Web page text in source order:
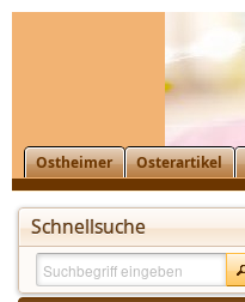
Ostheimer Osterartikel
Schnellsuche